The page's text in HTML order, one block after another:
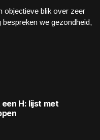
objectieve blik over zeer
we gezondheid,
H: lijst met